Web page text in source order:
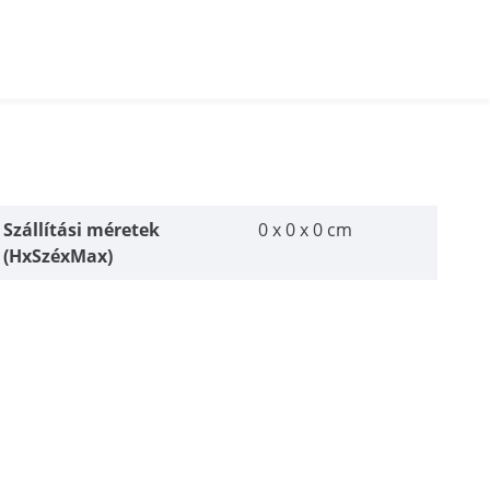
Szállítási méretek
(HxSzéxMax)
0 x 0 x 0 cm